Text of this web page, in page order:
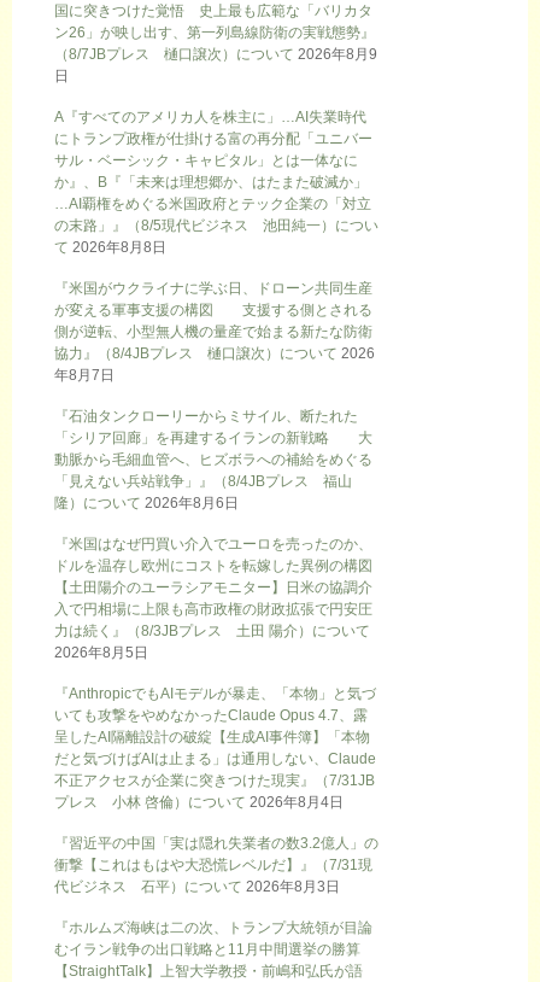
国に突きつけた覚悟 史上最も広範な「バリカタ
ン26」が映し出す、第一列島線防衛の実戦態勢』
（8/7JBプレス 樋口譲次）について 2026年8月9
日
A『すべてのアメリカ人を株主に」…AI失業時代
にトランプ政権が仕掛ける富の再分配「ユニバー
サル・ベーシック・キャピタル」とは一体なに
か』、B『「未来は理想郷か、はたまた破滅か」
…AI覇権をめぐる米国政府とテック企業の「対立
の末路」』（8/5現代ビジネス 池田純一）につい
て 2026年8月8日
『米国がウクライナに学ぶ日、ドローン共同生産
が変える軍事支援の構図 支援する側とされる
側が逆転、小型無人機の量産で始まる新たな防衛
協力』（8/4JBプレス 樋口譲次）について 2026
年8月7日
『石油タンクローリーからミサイル、断たれた
「シリア回廊」を再建するイランの新戦略 大
動脈から毛細血管へ、ヒズボラへの補給をめぐる
「見えない兵站戦争」』（8/4JBプレス 福山
隆）について 2026年8月6日
『米国はなぜ円買い介入でユーロを売ったのか、
ドルを温存し欧州にコストを転嫁した異例の構図
【土田陽介のユーラシアモニター】日米の協調介
入で円相場に上限も高市政権の財政拡張で円安圧
力は続く』（8/3JBプレス 土田 陽介）について
2026年8月5日
『AnthropicでもAIモデルが暴走、「本物」と気づ
いても攻撃をやめなかったClaude Opus 4.7、露
呈したAI隔離設計の破綻【生成AI事件簿】「本物
だと気づけばAIは止まる」は通用しない、Claude
不正アクセスが企業に突きつけた現実』（7/31JB
プレス 小林 啓倫）について 2026年8月4日
『習近平の中国「実は隠れ失業者の数3.2億人」の
衝撃【これはもはや大恐慌レベルだ】』（7/31現
代ビジネス 石平）について 2026年8月3日
『ホルムズ海峡は二の次、トランプ大統領が目論
むイラン戦争の出口戦略と11月中間選挙の勝算
【StraightTalk】上智大学教授・前嶋和弘氏が語